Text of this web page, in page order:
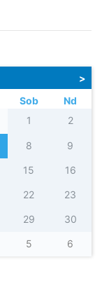
>
Sob
Nd
1 2
8 9
15 16
22 23
29 30
5 6